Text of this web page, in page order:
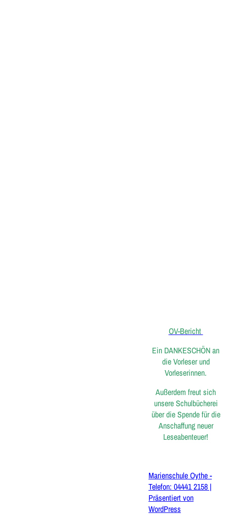
OV-Bericht
Ein DANKESCHÖN an
die Vorleser und
Vorleserinnen.
Außerdem freut sich
unsere Schulbücherei
über die Spende für die
Anschaffung neuer
Leseabenteuer!
Marienschule Oythe -
Telefon: 04441 2158 |
Präsentiert von
WordPress